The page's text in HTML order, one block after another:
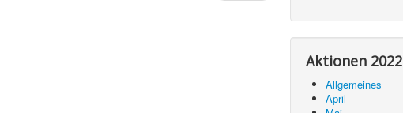
Aktionen 2022
Allgemeines
April